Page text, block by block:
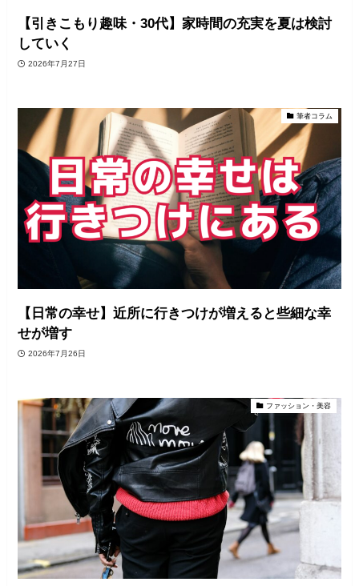
【引きこもり趣味・30代】家時間の充実を夏は検討
していく
2026年7月27日
筆者コラム
【日常の幸せ】近所に行きつけが増えると些細な幸
せが増す
2026年7月26日
ファッション・美容